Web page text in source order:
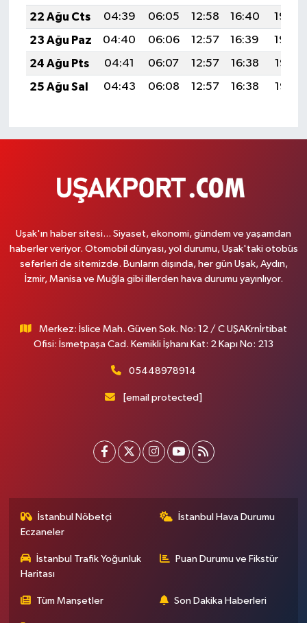
22 Ağu Cts
04:39 06:05 12:58 16:40
19:40
23 Ağu Paz
04:40 06:06 12:57 16:39
19:39
24 Ağu Pts
04:41 06:07 12:57 16:38
19:37
25 Ağu Sal
04:43 06:08 12:57 16:38 19:36
Uşak'ın haber sitesi... Siyaset, ekonomi, gündem ve yaşamdan
haberler veriyor. Otomobil dünyası, yol durumu, Uşak'taki otobüs
seferleri de sitemizde. Bunların dışında, her gün Uşak, Aydın,
İzmir, Manisa ve Muğla gibi illerden hava durumu yayınlıyor.
Merkez: İslice Mah. Güven Sok. No: 12 / C UŞAKrnİrtibat
Ofisi: İsmetpaşa Cad. Kemikli İşhanı Kat: 2 Kapı No: 213
05448978914
[email protected]
İstanbul Nöbetçi
Eczaneler
İstanbul Hava Durumu
İstanbul Trafik Yoğunluk
Haritası
Puan Durumu ve Fikstür
Tüm Manşetler Son Dakika Haberleri